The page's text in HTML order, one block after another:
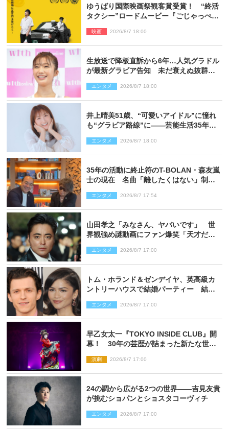
ゆうばり国際映画祭観客賞受賞！ “終活
タクシー”ロードムービー『ごじゃっぺタ
映画 2026/8/7 18:00
生放送で降板直訴から6年…人気グラドル
が最新グラビア告知 未だ衰えぬ抜群ス
エンタメ 2026/8/7 18:00
井上晴美51歳、“可愛いアイドル”に憧れ
も“グラビア路線”に――芸能生活35年を
エンタメ 2026/8/7 18:00
35年の活動に終止符のT-BOLAN・森友嵐
士の現在 名曲「離したくはない」制作
エンタメ 2026/8/7 17:54
山田孝之「みなさん、ヤバいです」 世
界観強め謎動画にファン爆笑「天才だ
エンタメ 2026/8/7 17:00
トム・ホランド＆ゼンデイヤ、英高級カ
ントリーハウスで結婚パーティー 結婚
エンタメ 2026/8/7 17:00
早乙女太一『TOKYO INSIDE CLUB』開
幕！ 30年の芸歴が詰まった新たな世界
演劇 2026/8/7 17:00
24の調から広がる2つの世界――吉見友貴
が挑むショパンとショスタコーヴィチ
エンタメ 2026/8/7 17:00